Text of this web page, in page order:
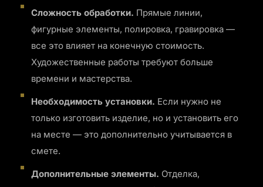
Сложность обработки. Прямые линии,
фигурные элементы, полировка, гравировка —
все это влияет на конечную стоимость.
Художественные работы требуют больше
времени и мастерства.
Необходимость установки. Если нужно не
только изготовить изделие, но и установить его
на месте — это дополнительно учитывается в
смете.
Дополнительные элементы. Отделка,